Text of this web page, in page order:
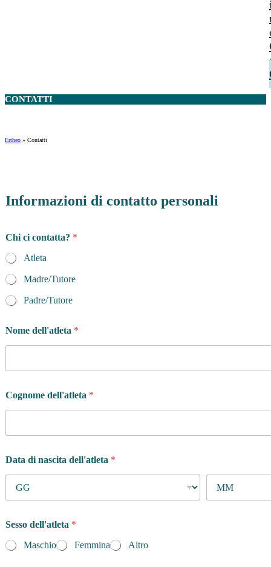
CONTATTI
Ertheo » Contatti
Informazioni di contatto personali
Chi ci contatta? *
Atleta
Madre/Tutore
Padre/Tutore
Nome dell'atleta *
Cognome dell'atleta *
Data di nascita dell'atleta *
Sesso dell'atleta *
Maschio
Femmina Altro